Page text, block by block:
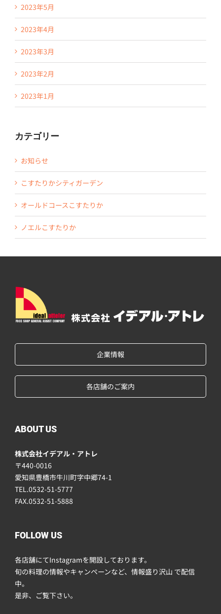
2023年5月
2023年4月
2023年3月
2023年2月
2023年1月
カテゴリー
お知らせ
こすたりかシティガーデン
オールドコースこすたりか
ノエルこすたりか
企業情報
各店舗のご案内
ABOUT US
株式会社イデアル・アトレ
〒440-0016
愛知県豊橋市牛川町字中郷74-1
TEL.0532-51-5777
FAX.0532-51-5888
FOLLOW US
各店舗にてInstagramを開設しております。
旬の料理の情報やキャンペーンなど、情報盛り沢山 で配信
中。
是非、ご覧下さい。